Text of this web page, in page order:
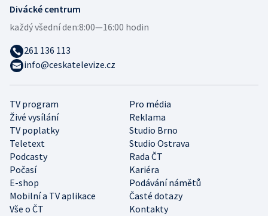
TV program
Pro média
Živé vysílání
Reklama
TV poplatky
Studio Brno
Teletext
Studio Ostrava
Podcasty
Rada ČT
Počasí
Kariéra
E-shop
Podávání námětů
Mobilní a TV aplikace
Časté dotazy
Vše o ČT
Kontakty
Divácké centrum
každý všední den:8:00—16:00 hodin
261 136 113
info@ceskatelevize.cz